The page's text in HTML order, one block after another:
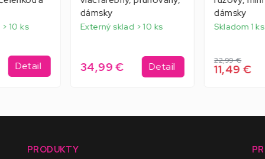
10 ks
Detail
dámsky
Externý sklad > 10 ks
34,99 € Detail
dámsky
Skladom 1 ks
22,99 €
11,49 €
PRODUKTY